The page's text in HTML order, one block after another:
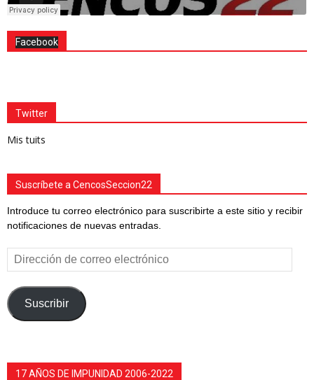
Facebook
Twitter
Mis tuits
Suscríbete a CencosSeccion22
Introduce tu correo electrónico para suscribirte a este sitio y recibir
notificaciones de nuevas entradas.
Dirección
de
electrónico
Suscribir
17 AÑOS DE IMPUNIDAD 2006-2022